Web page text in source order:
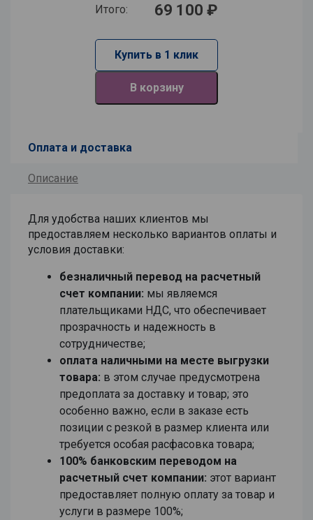
Итого: 69 100 ₽
Купить в 1 клик
В корзину
Оплата и доставка
Описание
Для удобства наших клиентов мы
предоставляем несколько вариантов оплаты и
условия доставки:
безналичный перевод на расчетный
счет компании: мы являемся
плательщиками НДС, что обеспечивает
прозрачность и надежность в
сотрудничестве;
оплата наличными на месте выгрузки
товара: в этом случае предусмотрена
предоплата за доставку и товар; это
особенно важно, если в заказе есть
позиции с резкой в размер клиента или
требуется особая расфасовка товара;
100% банковским переводом на
расчетный счет компании: этот вариант
предоставляет полную оплату за товар и
услуги в размере 100%;